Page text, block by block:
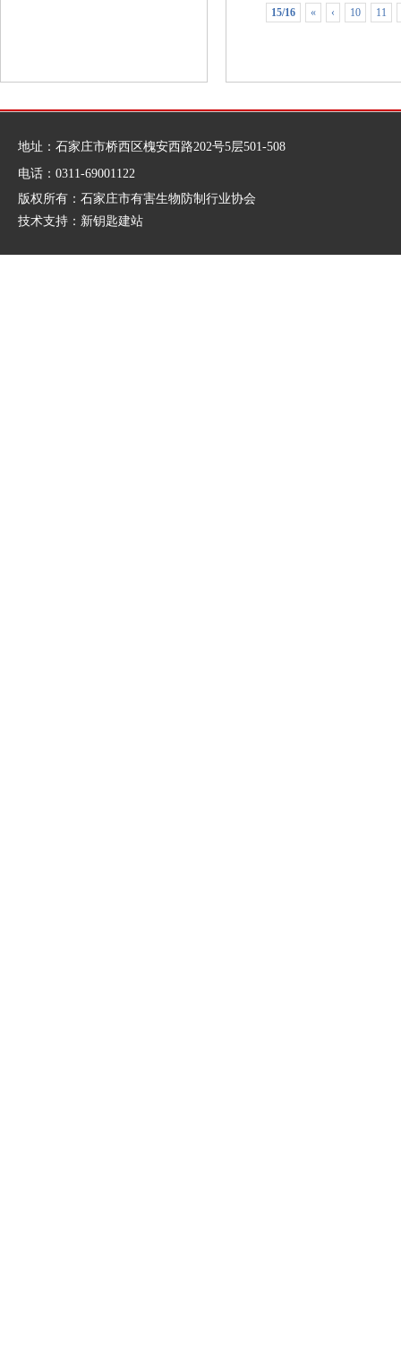
15/16 « ‹ 10 11
地址：石家庄市桥西区槐安西路202号5层501-508
电话：0311-69001122
版权所有：石家庄市有害生物防制行业协会
技术支持： 新钥匙建站